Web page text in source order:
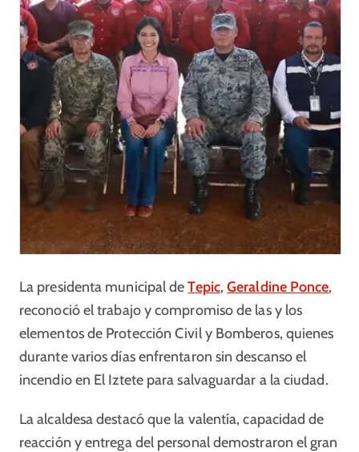
La presidenta municipal deTepic,Geraldine Ponce,
reconoció el trabajo y compromiso de las y los
elementos de Protección Civil y Bomberos, quienes
durante varios días enfrentaron sin descanso el
incendio en El Iztete para salvaguardar a la ciudad.
La alcaldesa destacó que la valentía, capacidad de
reacción y entrega del personal demostraron el gran